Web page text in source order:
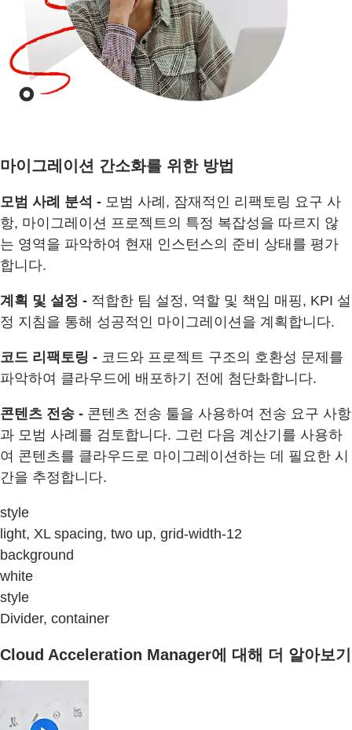
마이그레이션 간소화를 위한 방법
모범 사례 분석 - 모범 사례, 잠재적인 리팩토링 요구 사
항, 마이그레이션 프로젝트의 특정 복잡성을 따르지 않
는 영역을 파악하여 현재 인스턴스의 준비 상태를 평가
합니다.
계획 및 설정 - 적합한 팀 설정, 역할 및 책임 매핑, KPI 설
정 지침을 통해 성공적인 마이그레이션을 계획합니다.
코드 리팩토링 - 코드와 프로젝트 구조의 호환성 문제를
파악하여 클라우드에 배포하기 전에 첨단화합니다.
콘텐츠 전송 - 콘텐츠 전송 툴을 사용하여 전송 요구 사항
과 모범 사례를 검토합니다. 그런 다음 계산기를 사용하
여 콘텐츠를 클라우드로 마이그레이션하는 데 필요한 시
간을 추정합니다.
style
light, XL spacing, two up, grid-width-12
background
white
style
Divider, container
Cloud Acceleration Manager에 대해 더 알아보기